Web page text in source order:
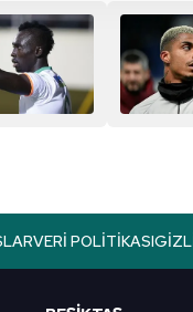
yapılması,
aşağıda yer alan
Bilgilendirme
VERI POLITIKASI